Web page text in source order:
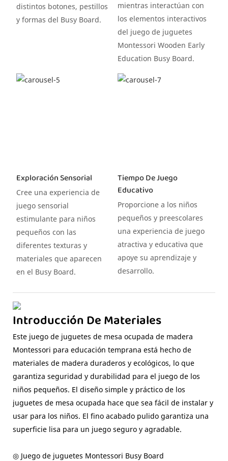
distintos botones, pestillos
y formas del Busy Board.
mientras interactúan con
los elementos interactivos
del juego de juguetes
Montessori Wooden Early
Education Busy Board.
Exploración Sensorial
Cree una experiencia de
juego sensorial
estimulante para niños
pequeños con las
diferentes texturas y
materiales que aparecen
en el Busy Board.
Tiempo De Juego
Educativo
Proporcione a los niños
pequeños y preescolares
una experiencia de juego
atractiva y educativa que
apoye su aprendizaje y
desarrollo.
Introducción De Materiales
Este juego de juguetes de mesa ocupada de madera
Montessori para educación temprana está hecho de
materiales de madera duraderos y ecológicos, lo que
garantiza seguridad y durabilidad para el juego de los
niños pequeños. El diseño simple y práctico de los
juguetes de mesa ocupada hace que sea fácil de instalar y
usar para los niños. El fino acabado pulido garantiza una
superficie lisa para un juego seguro y agradable.
◎ Juego de juguetes Montessori Busy Board